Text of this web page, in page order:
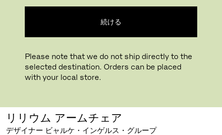
続ける
Please note that we do not ship directly to the
selected destination. Orders can be placed
with your local store.
リリウム アームチェア
デザイナー ビャルケ・インゲルス・グループ